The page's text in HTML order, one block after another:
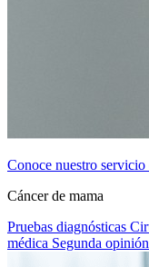
Conoce nuestro
Cáncer de mama
Pruebas diagnósticas
médica Segunda opinión